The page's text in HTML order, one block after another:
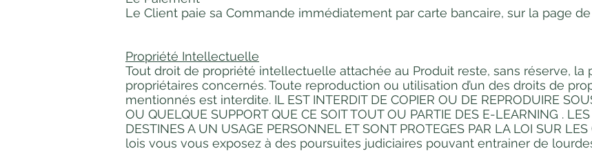
Le Client paie sa Commande immédiatement par carte bancaire, sur la page
Propriété Intellectuelle
Tout droit de propriété intellectuelle attachée au Produit reste, sans réserve,
propriétaires concernés. Toute reproduction ou utilisation d’un des droits de
mentionnés est interdite. IL EST INTERDIT DE COPIER OU DE REPRODUIRE
OU QUELQUE SUPPORT QUE CE SOIT TOUT OU PARTIE DES E-LEARNING .
DESTINES A UN USAGE PERSONNEL ET SONT PROTEGES PAR LA LOI SUR
lois vous vous exposez à des poursuites judiciaires pouvant entrainer de